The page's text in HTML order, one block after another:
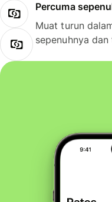
Percuma
Muat turun
sepenuhnya